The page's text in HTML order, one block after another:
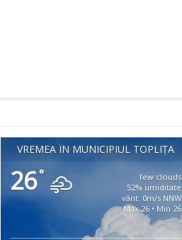
VREMEA ÎN MUNICIPIUL TOPLIȚA
26°
few clouds
52% umiditate
vânt: 0m/s NNW
Max 26 • Min 26